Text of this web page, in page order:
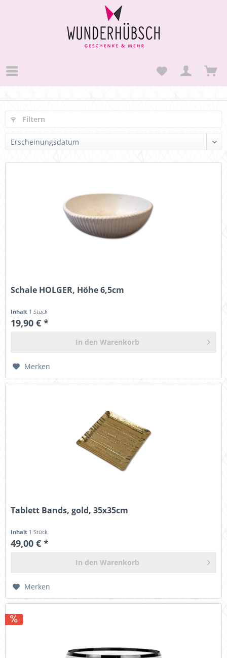
Filtern
Schale HOLGER, Höhe 6,5cm
Inhalt 1 Stück
19,90 € *
In den Warenkorb
Merken
Tablett Bands, gold, 35x35cm
Inhalt 1 Stück
49,00 € *
In den Warenkorb
Merken